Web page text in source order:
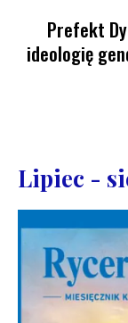
Prefekt
ideologię
Lipiec -